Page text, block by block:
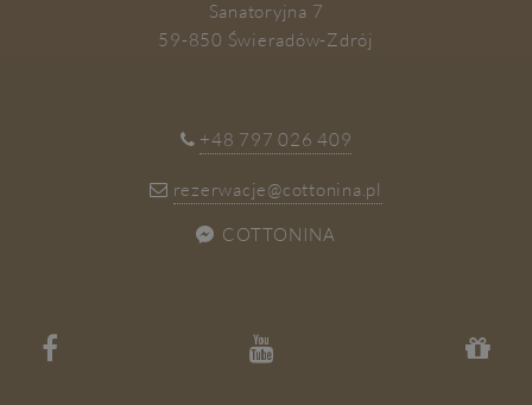
Sanatoryjna 7
59-850 Świeradów-Zdrój
+48 797 026 409
rezerwacje@cottonina.pl
COTTONINA